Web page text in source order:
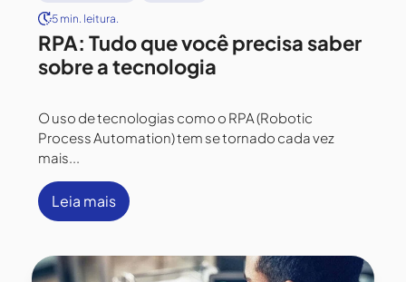
5 min. leitura.
RPA: Tudo que você precisa saber
sobre a tecnologia
O uso de tecnologias como o RPA (Robotic
Process Automation) tem se tornado cada vez
mais...
Leia mais